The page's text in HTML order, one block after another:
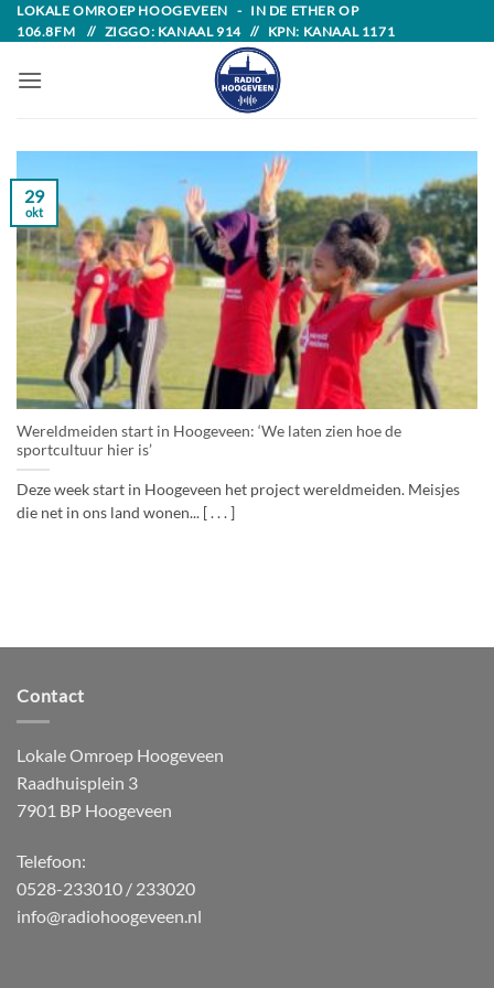
Skip
to
content
LOKALE OMROEP HOOGEVEEN - IN DE ETHER OP
106.8FM // ZIGGO: KANAAL 914 // KPN: KANAAL 1171
Wereldmeiden start in Hoogeveen: ‘We laten zien hoe de
sportcultuur hier is’
Deze week start in Hoogeveen het project wereldmeiden. Meisjes
die net in ons land wonen... [ . . . ]
29
okt
Contact
Lokale Omroep Hoogeveen
Raadhuisplein 3
7901 BP Hoogeveen
Telefoon:
0528-233010 / 233020
info@radiohoogeveen.nl